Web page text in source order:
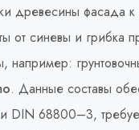
древесины фасада
синевы и грибка
например:
. Данные составы
68800–3,